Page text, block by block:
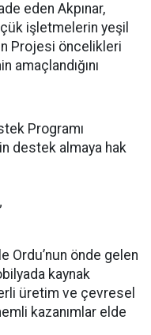
eden Akpınar,
işletmelerin yeşil
Projesi öncelikleri
Programı
destek almaya hak
Ordu’nun önde gelen
kaynak
üretim ve çevresel
kazanımlar elde